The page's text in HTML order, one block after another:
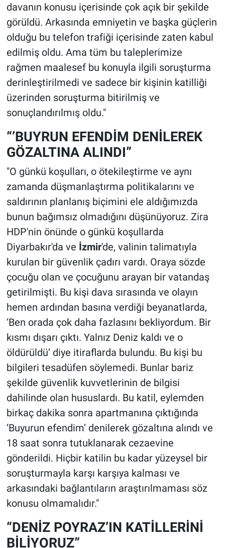
davanın konusu içerisinde çok açık bir şekilde
görüldü. Arkasında emniyetin ve başka güçlerin
olduğu bu telefon trafiği içerisinde zaten kabul
edilmiş oldu. Ama tüm bu taleplerimize
rağmen maalesef bu konuyla ilgili soruşturma
derinleştirilmedi ve sadece bir kişinin katilliği
üzerinden soruşturma bitirilmiş ve
sonuçlandırılmış oldu."
“’BUYRUN EFENDİM DENİLEREK
GÖZALTINA ALINDI”
"O günkü koşulları, o ötekileştirme ve aynı
zamanda düşmanlaştırma politikalarını ve
saldırının planlanış biçimini ele aldığımızda
bunun bağımsız olmadığını düşünüyoruz. Zira
HDP'nin önünde o günkü koşullarda
Diyarbakır'da ve İzmir'de, valinin talimatıyla
kurulan bir güvenlik çadırı vardı. Oraya sözde
çocuğu olan ve çocuğunu arayan bir vatandaş
getirilmişti. Bu kişi dava sırasında ve olayın
hemen ardından basına verdiği beyanatlarda,
‘Ben orada çok daha fazlasını bekliyordum. Bir
kısmı dışarı çıktı. Yalnız Deniz kaldı ve o
öldürüldü’ diye itiraflarda bulundu. Bu kişi bu
bilgileri tesadüfen söylemedi. Bunlar bariz
şekilde güvenlik kuvvetlerinin de bilgisi
dahilinde olan hususlardı. Bu katil, eylemden
birkaç dakika sonra apartmanına çıktığında
‘Buyurun efendim’ denilerek gözaltına alındı ve
18 saat sonra tutuklanarak cezaevine
gönderildi. Hiçbir katilin bu kadar yüzeysel bir
soruşturmayla karşı karşıya kalması ve
arkasındaki bağlantıların araştırılmaması söz
konusu olmamalıdır."
“DENİZ POYRAZ’IN KATİLLERİNİ
BİLİYORUZ”